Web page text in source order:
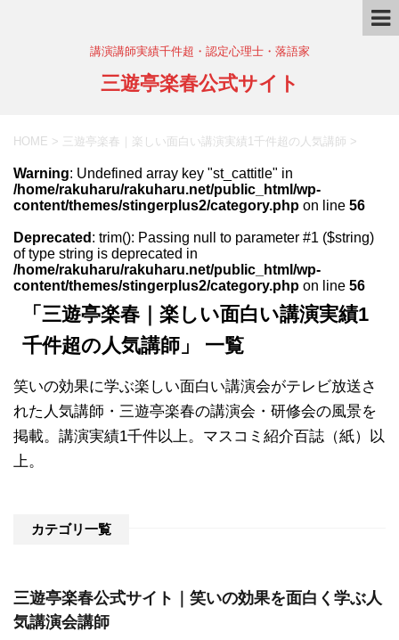
講演講師実績千件超・認定心理士・落語家
三遊亭楽春公式サイト
HOME > 三遊亭楽春｜楽しい面白い講演実績1千件超の人気講師 >
Warning: Undefined array key "st_cattitle" in
/home/rakuharu/rakuharu.net/public_html/wp-
content/themes/stingerplus2/category.php on line 56
Deprecated : trim(): Passing null to parameter #1 ($string)
of type string is deprecated in
/home/rakuharu/rakuharu.net/public_html/wp-
content/themes/stingerplus2/category.php on line 56
「三遊亭楽春｜楽しい面白い講演実績1
千件超の人気講師」 一覧
笑いの効果に学ぶ楽しい面白い講演会がテレビ放送さ
れた人気講師・三遊亭楽春の講演会・研修会の風景を
掲載。講演実績1千件以上。マスコミ紹介百誌（紙）以
上。
カテゴリ一覧
三遊亭楽春公式サイト｜笑いの効果を面白く学ぶ人
気講演会講師